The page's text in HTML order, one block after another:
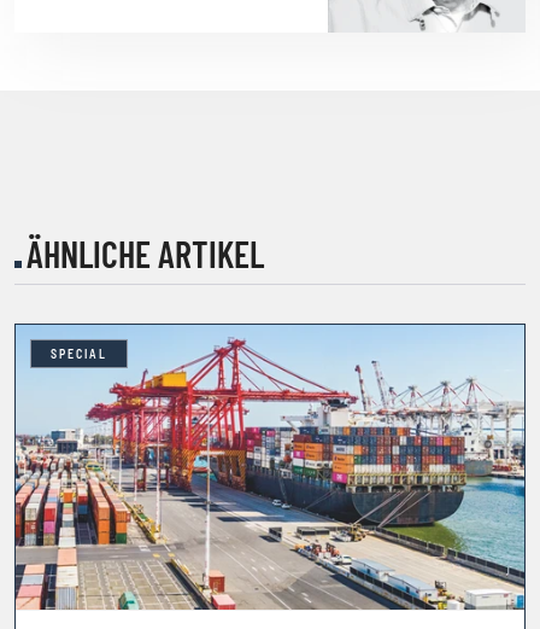
ÄHNLICHE ARTIKEL
SPECIAL